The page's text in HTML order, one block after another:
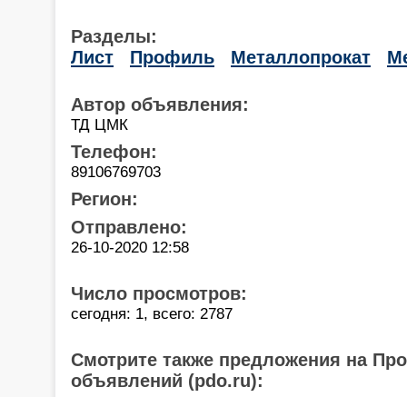
Разделы:
Лист
Профиль Металлопрокат
Автор объявления:
ТД ЦМК
Телефон:
89106769703
Регион:
Отправлено:
26-10-2020 12:58
Число просмотров:
сегодня: 1, всего: 2787
Смотрите также предложения на
объявлений (pdo.ru):